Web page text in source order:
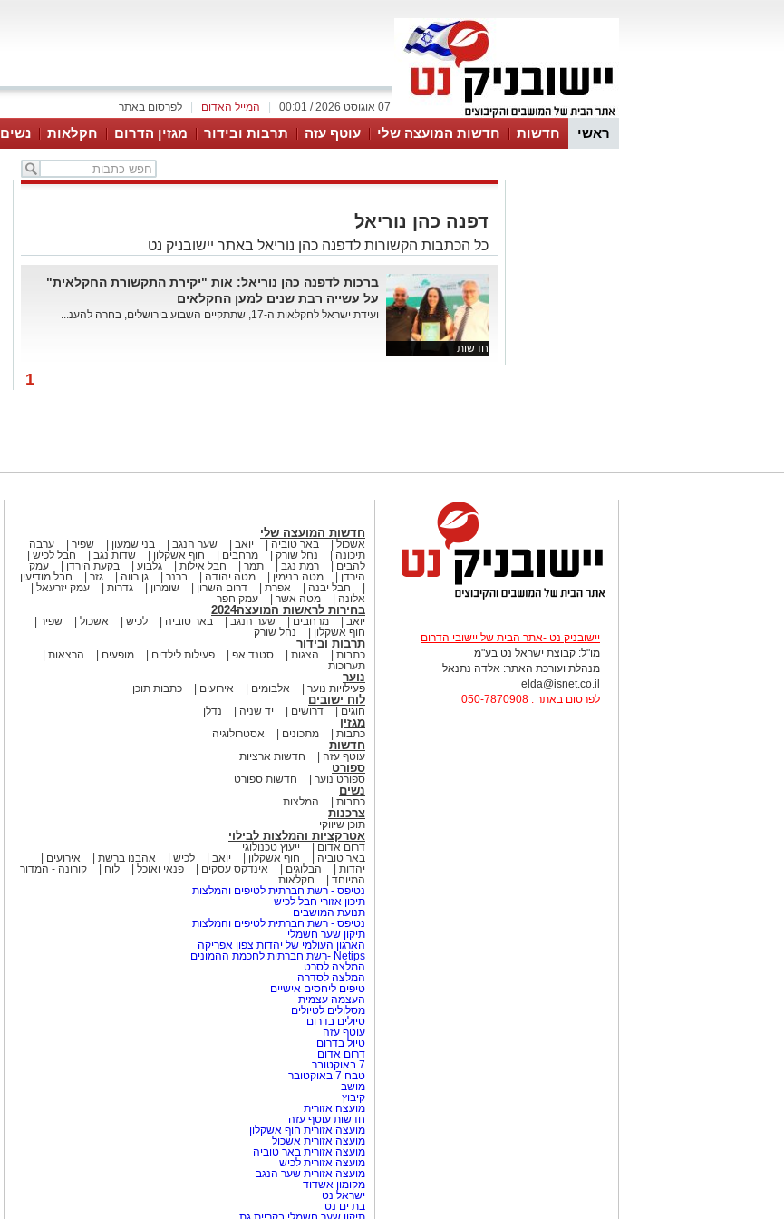
לפרסום באתר המייל האדום 07 אוגוסט 2026 / 00:01
ראשי חדשות חדשות המועצה שלי עוטף עזה תרבות ובידור מגזין הדרום חקלאות נשים
דפנה כהן נוריאל
כל הכתבות הקשורות לדפנה כהן נוריאל באתר יישובניק נט
חדשות
ברכות לדפנה כהן נוריאל: אות "יקירת התקשורת החקלאית"
על עשייה רבת שנים למען החקלאים
ועידת ישראל לחקלאות ה-17, שתתקיים השבוע בירושלים, בחרה להענ...
1
יישובניק נט -אתר הבית של יישובי הדרום
מו"ל: קבוצת ישראל נט בע"מ
מנהלת ועורכת האתר: אלדה נתנאל
elda@isnet.co.il
לפרסום באתר : 050-7870908
חדשות המועצה שלי
אשכול באר טוביה יואב שער הנגב בני שמעון שפיר
ערבה
תיכונה
נחל שורק מרחבים חוף אשקלון שדות נגב
חבל לכיש
להבים
רמת נגב תמר חבל אילות גלבוע בקעת הירדן
עמק
הירדן
מטה בנימין מטה יהודה ברנר גן רווה גזר
חבל מודיעין
חבל יבנה
אפרת דרום השרון שומרון גדרות
עמק יזרעאל
אלונה
מטה אשר עמק חפר
בחירות לראשות המועצה2024
יואב מרחבים שער הנגב באר טוביה לכיש אשכול
שפיר
חוף אשקלון
נחל שורק
תרבות ובידור
כתבות הצגות סטנד אפ פעילות לילדים מופעים
הרצאות
תערוכות
נוער
פעילויות נוער אלבומים אירועים כתבות תוכן
לוח ישובים
חוגים דרושים יד שניה נדלן
מגזין
כתבות מתכונים אסטרולוגיה
חדשות
עוטף עזה חדשות ארציות
ספורט
ספורט נוער חדשות ספורט
נשים
כתבות המלצות
צרכנות
תוכן שיווקי
אטרקציות והמלצות לבילוי
דרום אדום
ייעוץ טכנולוגי
באר טוביה
חוף אשקלון יואב לכיש אהבנו ברשת
אירועים
יהדות
הבלוגים אינדקס עסקים פנאי ואוכל לוח
קורונה - המדור
המיוחד
חקלאות
נטיפס - רשת חברתית לטיפים והמלצות
תיכון אזורי חבל לכיש
תנועת המושבים
נטיפס - רשת חברתית לטיפים והמלצות
תיקון שער חשמלי
הארגון העולמי של יהדות צפון אפריקה
Netips -רשת חברתית לחכמת ההמונים
המלצה לסרט
המלצה לסדרה
טיפים ליחסים אישיים
העצמה עצמית
מסלולים לטיולים
טיולים בדרום
עוטף עזה
טיול בדרום
דרום אדום
7 באוקטובר
טבח 7 באוקטובר
מושב
קיבוץ
מועצה אזורית
חדשות עוטף עזה
מועצה אזורית חוף אשקלון
מועצה אזורית אשכול
מועצה אזורית באר טוביה
מועצה אזורית לכיש
מועצה אזורית שער הנגב
מקומון אשדוד
ישראל נט
בת ים נט